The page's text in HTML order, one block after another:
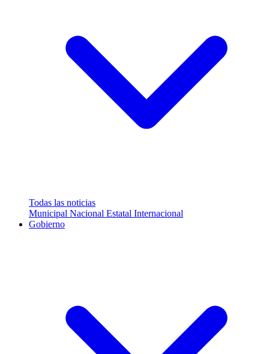
Todas las noticias
Municipal Nacional Estatal Internacional
Gobierno